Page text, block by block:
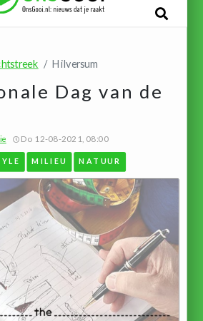
Hilversum
Dag van de
Do 12-08-2021, 08:00
MILIEU NATUUR